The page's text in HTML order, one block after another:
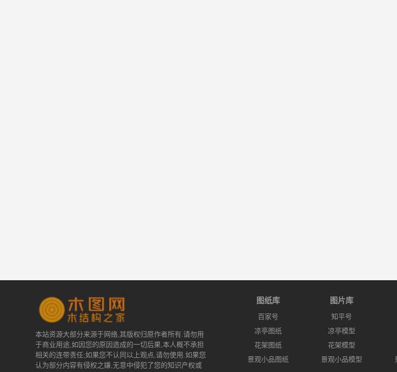
本站资源大部分来源于网络,其版权归原作者所有.请勿用
于商业用途,如因您的原因造成的一切后果,本人概不承担
相关的连带责任;如果您不认同以上观点,请勿使用.如果您
认为部分内容有侵权之嫌,无意中侵犯了您的知识产权或
图纸库
百家号
凉亭图纸
花架图纸
景观小品图纸
图片库
知平号
凉亭模型
花架模型
景观小品模型